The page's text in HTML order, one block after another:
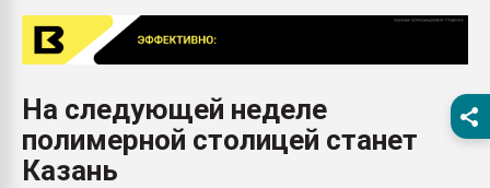
28.07.2026
28.07.2026
На следующей неделе
полимерной столицей станет
Казань